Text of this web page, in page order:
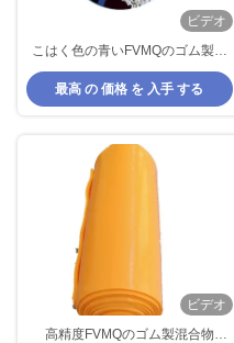
ビデオ
こはく色の青いFVMQのゴム製混
合物NBRのニトリル ゴム ガスケ
ット材料
最高 の 価格 を 入手 する
ビデオ
高精度FVMQのゴム製混合物